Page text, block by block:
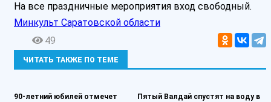
На все праздничные мероприятия вход свободный.
Минкульт Саратовской области
49
ЧИТАТЬ ТАКЖЕ ПО ТЕМЕ
90-летний юбилей отмечет
Пятый Валдай спустят на воду в